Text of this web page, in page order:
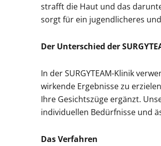
strafft die Haut und das
sorgt für ein jugendlicheres
Der Unterschied der
In der SURGYTEAM-Klinik
wirkende Ergebnisse zu
Ihre Gesichtszüge ergänzt.
individuellen Bedürfnisse und
Das Verfahren